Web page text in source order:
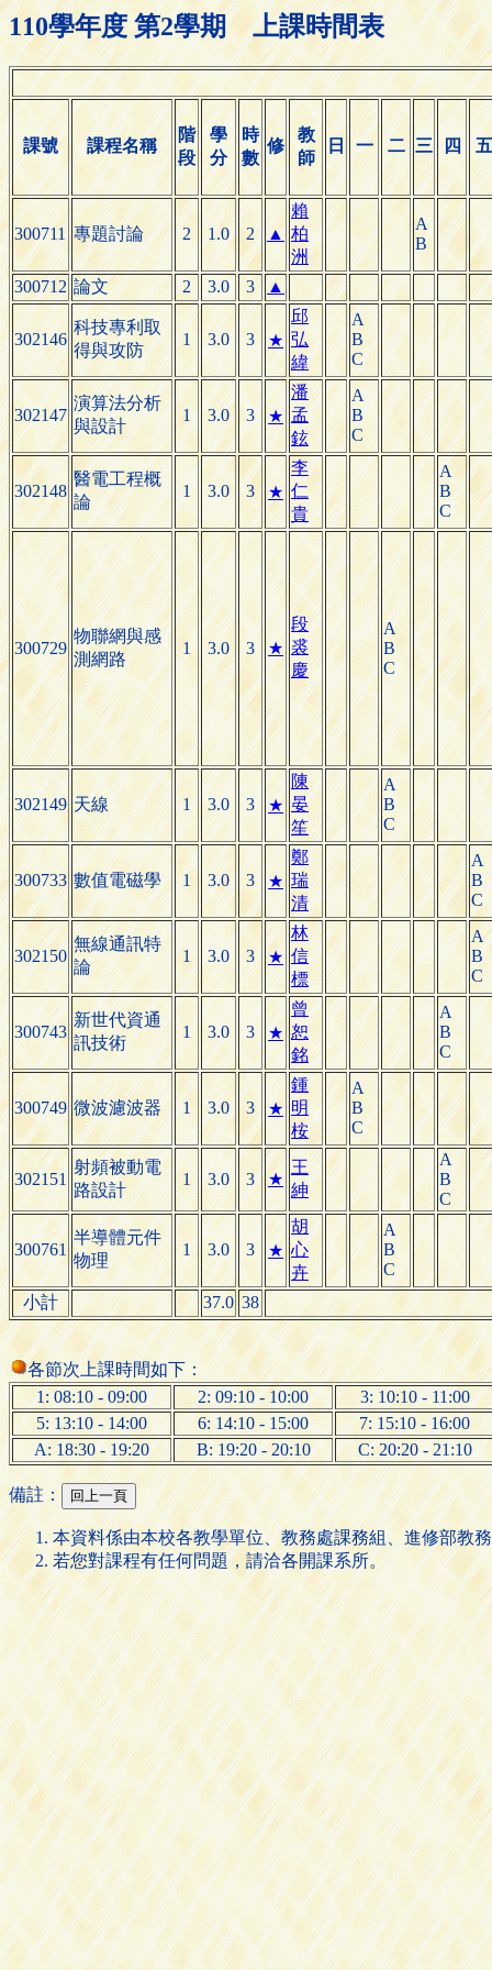
110學年度 第2學期 上課時間表
課號 課程名稱
階
段
學
分
時
數
修
教
師
日 一 二 三 四 五
300711 專題討論 2 1.0 2 ▲
賴
柏
洲
A
B
300712 論文 2 3.0 3 ▲
302146
科技專利取
得與攻防
1 3.0 3 ★
邱
弘
緯
A
B
C
302147
演算法分析
與設計
1 3.0 3 ★
潘
孟
鉉
A
B
C
302148
醫電工程概
論
1 3.0 3 ★
李
仁
貴
A
B
C
300729
物聯網與感
測網路
1 3.0 3 ★
段
裘
慶
A
B
C
302149 天線 1 3.0 3 ★
陳
晏
笙
A
B
C
300733 數值電磁學 1 3.0 3 ★
鄭
瑞
清
A
B
C
302150
無線通訊特
論
1 3.0 3 ★
林
信
標
A
B
C
300743
新世代資通
訊技術
1 3.0 3 ★
曾
恕
銘
A
B
C
300749 微波濾波器 1 3.0 3 ★
鍾
明
桉
A
B
C
302151
射頻被動電
路設計
1 3.0 3 ★
王
紳
A
B
C
300761
半導體元件
物理
1 3.0 3 ★
胡
心
卉
A
B
C
小計
37.0 38
各節次上課時間如下：
1: 08:10 - 09:00
2: 09:10 - 10:00
3: 10:10 - 11:00
5: 13:10 - 14:00
6: 14:10 - 15:00
7: 15:10 - 16:00
A: 18:30 - 19:20
B: 19:20 - 20:10 C: 20:20 - 21:10
備註：
本資料係由本校各教學單位、教務處課務組、進修部教
若您對課程有任何問題，請洽各開課系所。